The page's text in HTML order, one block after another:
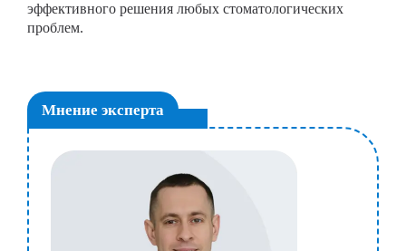
эффективного решения любых стоматологических
проблем.
Мнение эксперта